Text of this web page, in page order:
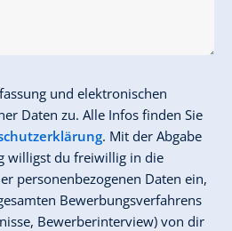
und elektronischen
Daten zu. Alle Infos finden Sie
. Mit der Abgabe
willigst du freiwillig in die
personenbezogenen Daten ein,
Bewerbungsverfahrens
Bewerberinterview) von dir